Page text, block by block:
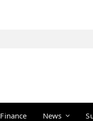
Finance News